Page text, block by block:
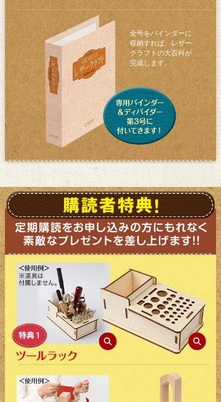
全号をバインダーに
収納すれば、レザー
クラフトの大百科が
完成します。